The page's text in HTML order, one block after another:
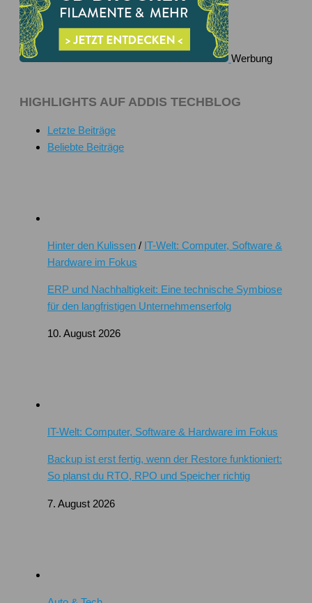
Werbung
HIGHLIGHTS AUF ADDIS TECHBLOG
Letzte Beiträge
Beliebte Beiträge
Hinter den Kulissen / IT-Welt: Computer, Software &
Hardware im Fokus
ERP und Nachhaltigkeit: Eine technische Symbiose
für den langfristigen Unternehmenserfolg
10. August 2026
IT-Welt: Computer, Software & Hardware im Fokus
Backup ist erst fertig, wenn der Restore funktioniert:
So planst du RTO, RPO und Speicher richtig
7. August 2026